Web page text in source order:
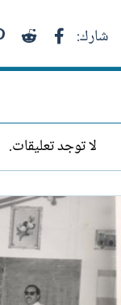
شارك: فيسبوك
لا توجد تعليقات.